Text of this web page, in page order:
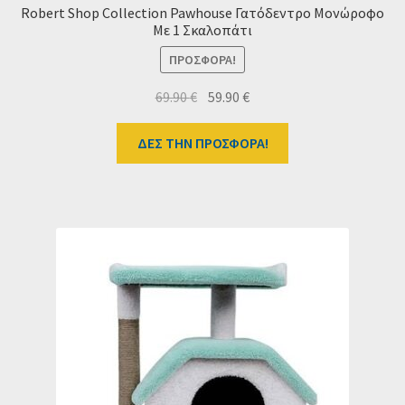
Robert Shop Collection Pawhouse Γατόδεντρο Μονώροφο
Με 1 Σκαλοπάτι
ΠΡΟΣΦΟΡΆ!
69.90€ Original
was:
69.90 €.
59.90€Η
τιμή
είναι:
ΔΕΣ ΤΗΝ ΠΡΟΣΦΟΡΑ!